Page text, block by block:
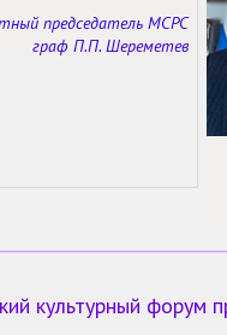
председатель МСРС
граф П.П. Шереметев
культурный форум